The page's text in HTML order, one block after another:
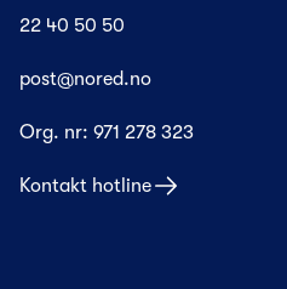
22 40 50 50
post@nored.no
Org. nr: 971 278 323
Kontakt hotline